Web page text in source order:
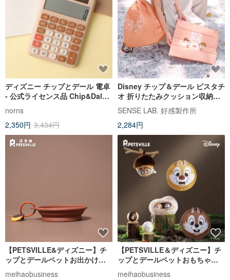
ディズニー チップとデール 電卓
- 公式ライセンス品 Chip&Dale
ワー電卓
norns
2,350円 3,434円
Disney チップ＆デール ピスタチ
オ 折りたたみクッション収納バ
ッグ 2 点セット
SENSE LAB. 好感製作所
2,284円
【PETSVILLE&ディズニー】チ
ップとデールペットお出かけ折
りたたみボウル
meihaobusiness
【PETSVILLE＆ディズニー】チ
ップとデールペットおもちゃ
（全 6 種）
meihaobusiness